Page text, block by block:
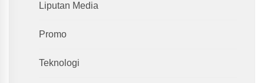
Liputan Media
Promo
Teknologi